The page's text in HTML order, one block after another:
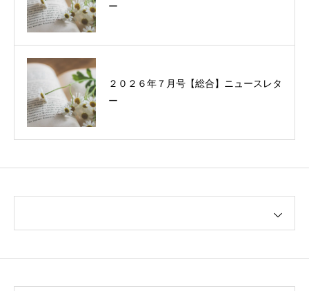
ー
２０２６年７月号【総合】ニュースレタ
ー